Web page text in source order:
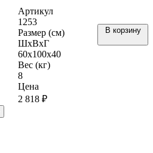
Артикул
1253
Размер (см)
ШхВхГ
60х100х40
Вес (кг)
8
Цена
2 818 ₽
В корзину